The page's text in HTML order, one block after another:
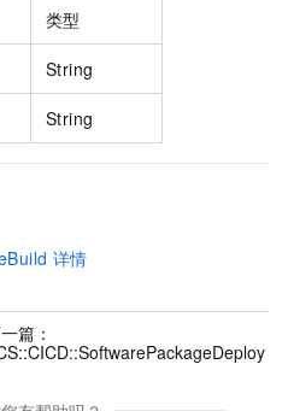
类型
String
String
详情
篇：